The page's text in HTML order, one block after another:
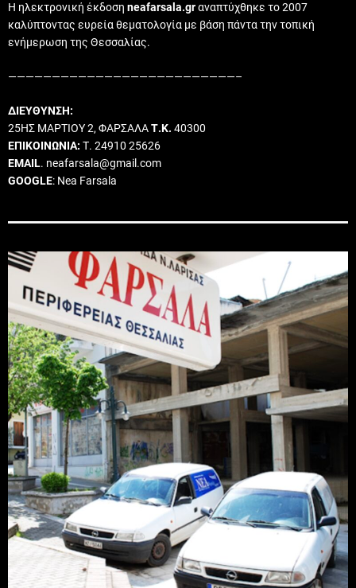
Η ηλεκτρονική έκδοση neafarsala.grαναπτύχθηκε το 2007
καλύπτοντας ευρεία θεματολογία με βάση πάντα την τοπική
ενήμερωση της Θεσσαλίας.
——————————————————————————–
ΔΙΕΥΘΥΝΣΗ:
25ΗΣ ΜΑΡΤΙΟΥ 2, ΦΑΡΣΑΛΑΤ.Κ. 40300
ΕΠΙΚΟΙΝΩΝΙΑ: Τ. 24910 25626
EMAIL. neafarsala@gmail.com
GOOGLE: Nea Farsala